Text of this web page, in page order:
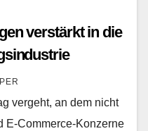
verstärkt in die
vergeht, an dem nicht
E-Commerce-Konzerne